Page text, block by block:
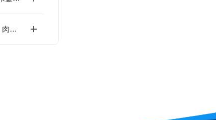
肉类水份含量国家标准 肉类水份检测